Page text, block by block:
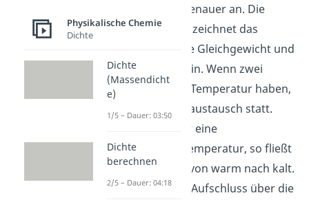
Zustandsgrößen genauer an. Die
Temperatur T kennzeichnet das
thermodynamische Gleichgewicht und
hat die Einheit Kelvin. Wenn zwei
Körper die gleiche Temperatur haben,
findet kein Wärmeaustausch statt.
Haben zwei Körper eine
unterschiedliche Temperatur, so fließt
die Wärme immer von warm nach kalt.
Sie gibt außerdem Aufschluss über die
Physikalische Chemie
Dichte
Dichte
(Massendicht
e)
1/5 – Dauer: 03:50
Dichte
berechnen
2/5 – Dauer: 04:18